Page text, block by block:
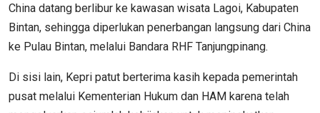
China datang berlibur ke kawasan wisata Lagoi, Kabupaten
Bintan, sehingga diperlukan penerbangan langsung dari China
ke Pulau Bintan, melalui Bandara RHF Tanjungpinang.
Di sisi lain, Kepri patut berterima kasih kepada pemerintah
pusat melalui Kementerian Hukum dan HAM karena telah